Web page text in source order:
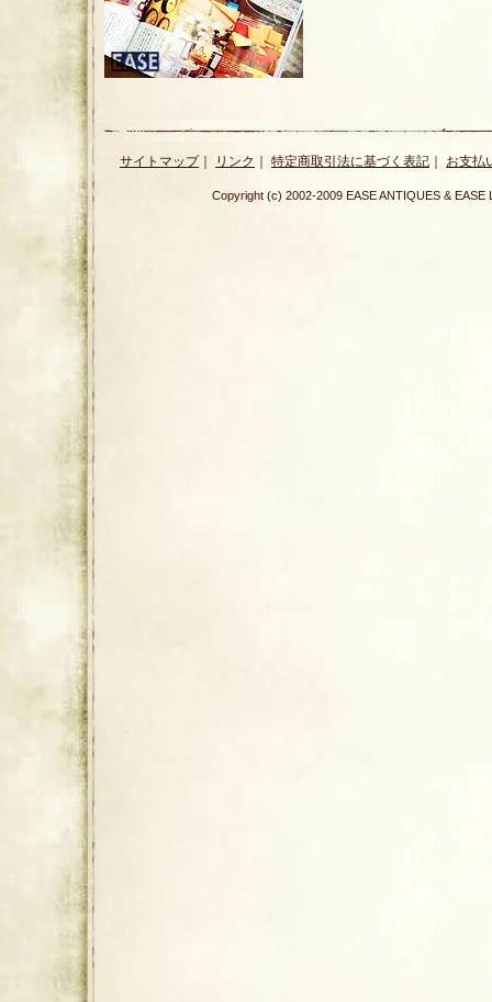
サイトマップ｜ リンク ｜ 特定商取引法に基づく表記 ｜ お支払
Copyright (c) 2002-2009 EASE ANTIQUES &